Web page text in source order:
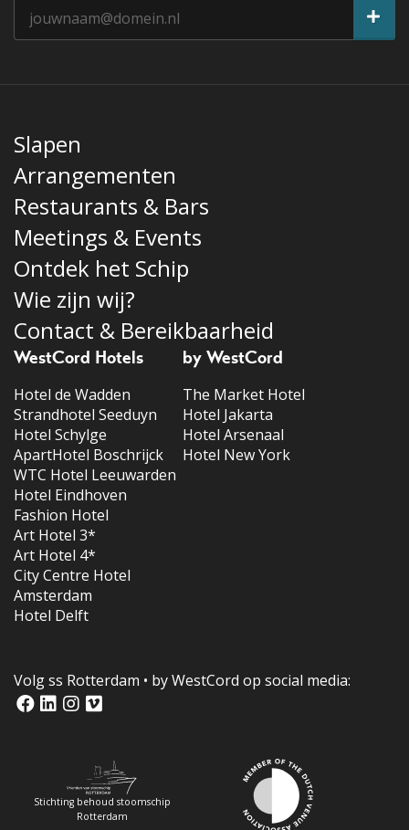
Slapen
Arrangementen
Restaurants & Bars
Meetings & Events
Ontdek het Schip
Wie zijn wij?
Contact & Bereikbaarheid
WestCord Hotels
Hotel de Wadden
Strandhotel Seeduyn
Hotel Schylge
ApartHotel Boschrijck
WTC Hotel Leeuwarden
Hotel Eindhoven
Fashion Hotel
Art Hotel 3*
Art Hotel 4*
City Centre Hotel
Amsterdam
Hotel Delft
by WestCord
The Market Hotel
Hotel Jakarta
Hotel Arsenaal
Hotel New York
Volg ss Rotterdam • by WestCord op social media:
Stichting behoud stoomschip
Rotterdam